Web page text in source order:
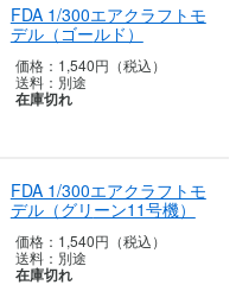
FDA 1/300エアクラフトモ
デル（ゴールド）
価格： 1,540円（税込）
送料： 別途
在庫切れ
FDA 1/300エアクラフトモ
デル（グリ ーン11号機）
価格： 1,540円（税込）
送料： 別途
在庫切れ